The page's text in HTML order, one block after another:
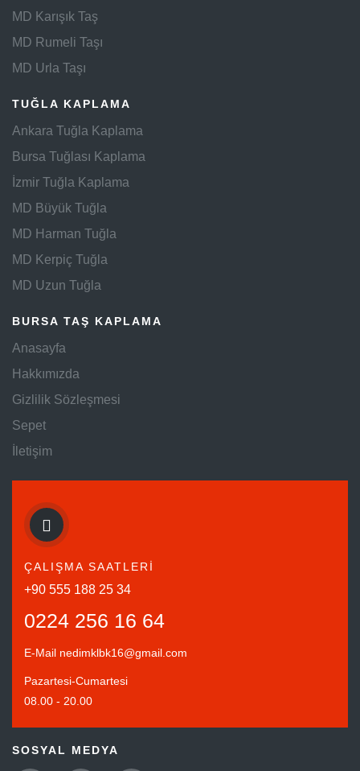
MD Karışık Taş
MD Rumeli Taşı
MD Urla Taşı
TUĞLA KAPLAMA
Ankara Tuğla Kaplama
Bursa Tuğlası Kaplama
İzmir Tuğla Kaplama
MD Büyük Tuğla
MD Harman Tuğla
MD Kerpiç Tuğla
MD Uzun Tuğla
BURSA TAŞ KAPLAMA
Anasayfa
Hakkımızda
Gizlilik Sözleşmesi
Sepet
İletişim
ÇALIŞMA SAATLERİ
+90 555 188 25 34
0224 256 16 64
E-Mail nedimklbk16@gmail.com
Pazartesi-Cumartesi
08.00 - 20.00
SOSYAL MEDYA